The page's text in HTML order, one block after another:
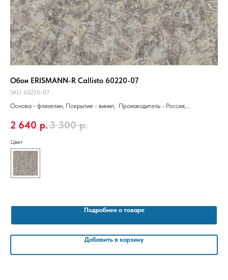
Обои ERISMANN-R Callisto 60220-07
SKU: 60220-07
Основа - флизелин, Покрытие - винил, Производитель - Россия,
2 640 р.3 300 р.
Цвет
Подробнее о товаре
Добавить в корзину